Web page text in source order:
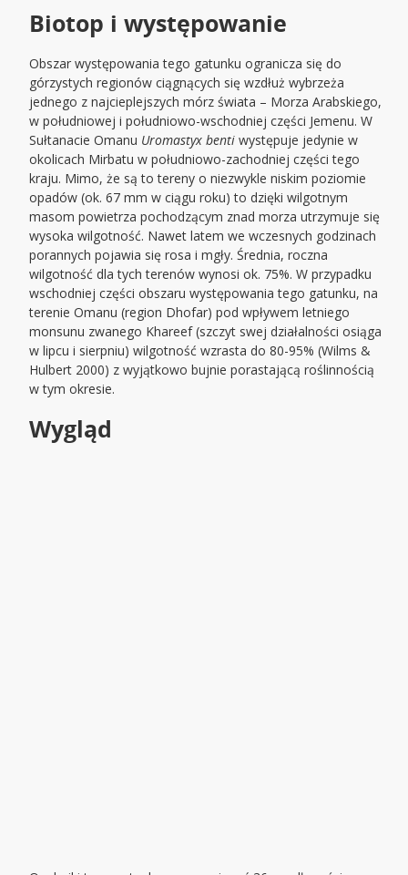
Biotop i występowanie
Obszar występowania tego gatunku ogranicza się do
górzystych regionów ciągnących się wzdłuż wybrzeża
jednego z najcieplejszych mórz świata – Morza Arabskiego,
w południowej i południowo-wschodniej części Jemenu. W
Sułtanacie Omanu Uromastyx benti występuje jedynie w
okolicach Mirbatu w południowo-zachodniej części tego
kraju. Mimo, że są to tereny o niezwykle niskim poziomie
opadów (ok. 67 mm w ciągu roku) to dzięki wilgotnym
masom powietrza pochodzącym znad morza utrzymuje się
wysoka wilgotność. Nawet latem we wczesnych godzinach
porannych pojawia się rosa i mgły. Średnia, roczna
wilgotność dla tych terenów wynosi ok. 75%. W przypadku
wschodniej części obszaru występowania tego gatunku, na
terenie Omanu (region Dhofar) pod wpływem letniego
monsunu zwanego Khareef (szczyt swej działalności osiąga
w lipcu i sierpniu) wilgotność wzrasta do 80-95% (Wilms &
Hulbert 2000) z wyjątkowo bujnie porastającą roślinnością
w tym okresie.
Wygląd